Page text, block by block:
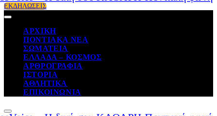
ΕΚΔΗΛΩΣΕΙΣ
ΑΡΧΙΚΗ
ΠΟΝΤΙΑΚΑ ΝΕΑ
ΣΩΜΑΤΕΙΑ
ΕΛΛΑΔΑ – ΚΟΣΜΟΣ
ΑΡΘΡΟΓΡΑΦΙΑ
ΙΣΤΟΡΙΑ
ΑΘΛΗΤΙΚΑ
ΕΠΙΚΟΙΝΩΝΙΑ